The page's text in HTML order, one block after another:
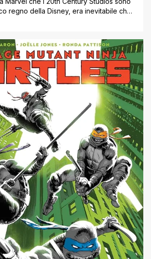
regno della Disney, era inevitabile che i
Casa delle Idee sono infatti sdoganati
grazie a [']